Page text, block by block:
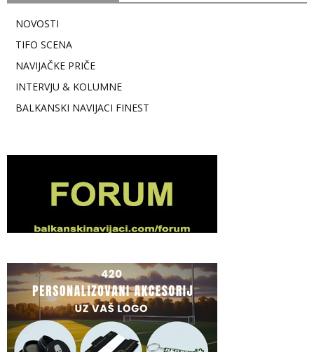
NOVOSTI
TIFO SCENA
NAVIJAČKE PRIČE
INTERVJU & KOLUMNE
BALKANSKI NAVIJACI FINEST